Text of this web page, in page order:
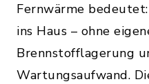
Fernwärme
ins Haus – ohne
Brennstofflagerung
Wartungsaufwand.